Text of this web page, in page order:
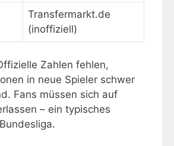
Transfermarkt.de
(inoffiziell)
Zahlen fehlen,
in neue Spieler schwer
Fans müssen sich auf
– ein typisches